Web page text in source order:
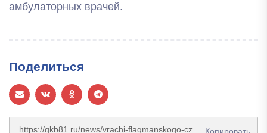
амбулаторных врачей.
Поделиться
Копировать